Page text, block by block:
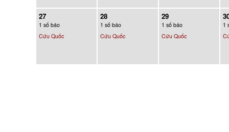
27
1 số báo
Cứu Quốc
28
1 số báo
Cứu Quốc
29
1 số báo
Cứu Quốc
1